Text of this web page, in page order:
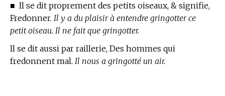
■ Il se dit proprement des petits oiseaux, & signifie,
Fredonner. Il y a du plaisir à entendre gringotter ce
petit oiseau. Il ne fait que gringotter.
Il se dit aussi par raillerie, Des hommes qui
fredonnent mal. Il nous a gringotté un air.